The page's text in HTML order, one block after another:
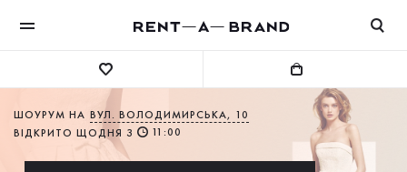
ШОУРУМ НА ВУЛ. ВОЛОДИМИРСЬКА, 10
ВІДКРИТО ЩОДНЯ З
11:00